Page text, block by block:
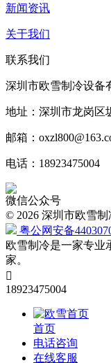
新闻资讯
关于我们
联系我们
深圳市欧雪制冷设备
地址：深圳市龙岗区
邮箱：
电话：18923475004
微信公众号
© 2026 深圳市欧雪
粤公网安备
欧雪制冷是一家专业
家。

18923475004
首页
电话咨询
在线客服